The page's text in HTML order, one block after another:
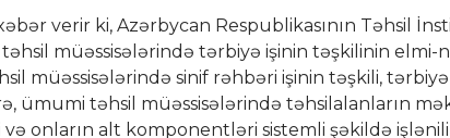
verir ki, Azərbycan Respublikasının Təhsil
müəssisələrində tərbiyə işinin təşkilinin elmi-
müəssisələrində sinif rəhbəri işinin təşkili,
ümumi təhsil müəssisələrində təhsilalanların
və onların alt komponentləri sistemli şəkildə